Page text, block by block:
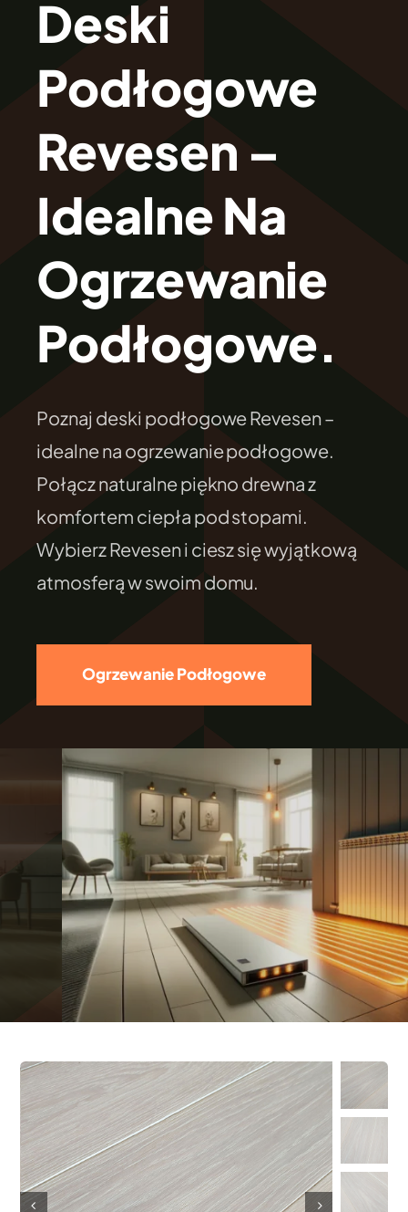
O Firmie Revesen
Kolekcje
Klasy Podłóg
Patronat
Cennik
Galeria
FILEXO
Kontakt
Deski
Podłogowe
Revesen –
Idealne Na
Ogrzewanie
Podłogowe.
Poznaj deski podłogowe Revesen –
idealne na ogrzewanie podłogowe.
Połącz naturalne piękno drewna z
komfortem ciepła pod stopami.
Wybierz Revesen i ciesz się wyjątkową
atmosferą w swoim domu.
Ogrzewanie Podłogowe